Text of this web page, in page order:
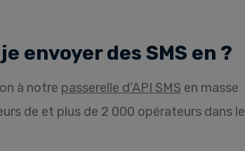
envoyer des SMS en ?
à notre passerelle d’API SMS en masse
de et plus de 2 000 opérateurs dans le